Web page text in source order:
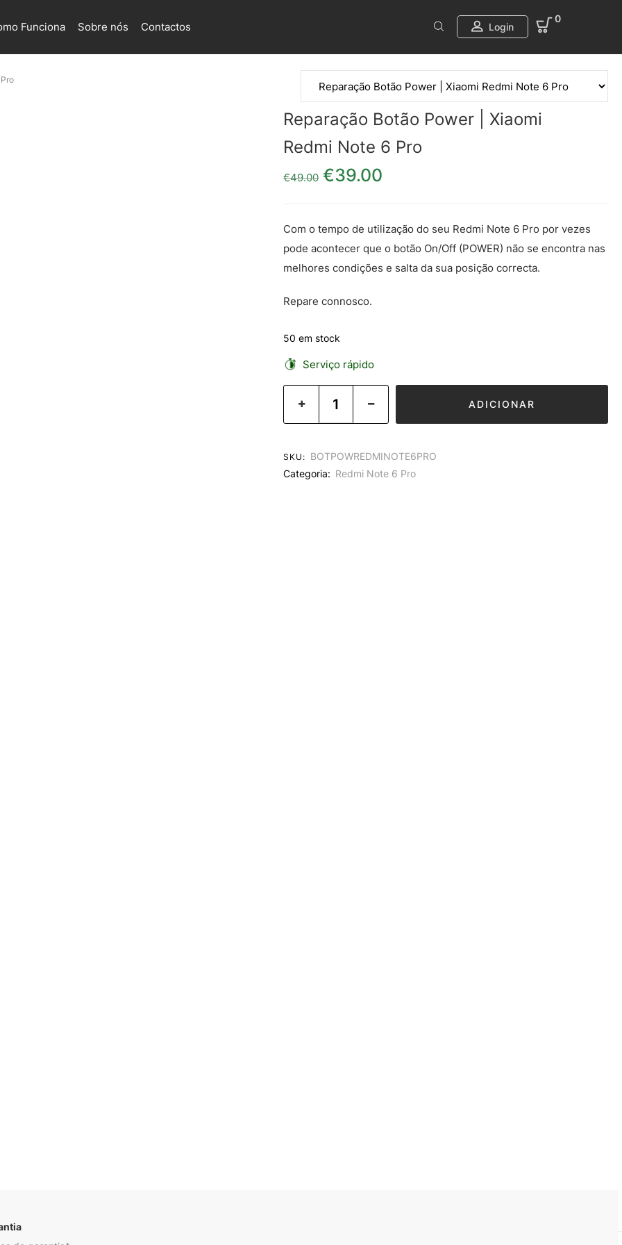
Funciona Sobre nós Contactos Login
0
Reparação Botão Power | Xiaomi
Redmi Note 6 Pro
€49.00 O preço original era: €49.00.
€39.00
Com o tempo de utilização do seu Redmi Note 6 Pro por vezes
pode acontecer que o botão On/Off (POWER) não se encontra nas
melhores condições e salta da sua posição correcta.
Repare connosco.
50 em stock
Serviço rápido
ADICIONAR
SKU: BOTPOWREDMINOTE6PRO
Categoria: Redmi Note 6 Pro